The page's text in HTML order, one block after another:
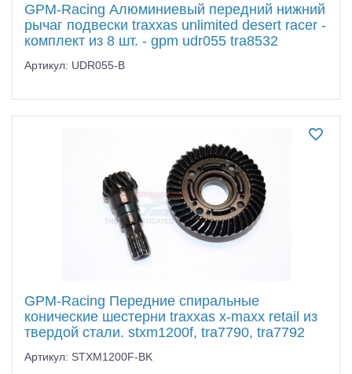
GPM-Racing Алюминиевый передний нижний
рычаг подвески traxxas unlimited desert racer -
комплект из 8 шт. - gpm udr055 tra8532
Артикул: UDR055-B
GPM-Racing Передние спиральные
конические шестерни traxxas x-maxx retail из
твердой стали. stxm1200f, tra7790, tra7792
Артикул: STXM1200F-BK